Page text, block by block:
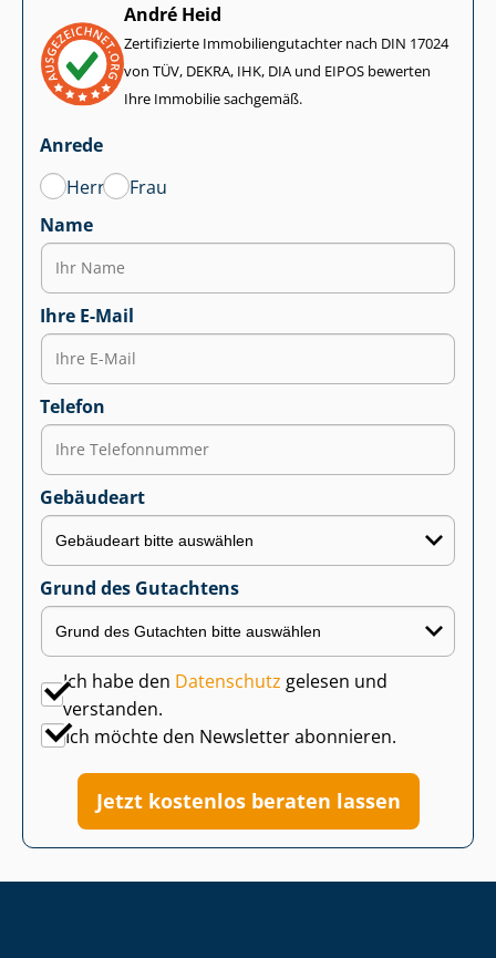
André Heid
Zertifizierte Im­mo­bi­li­en­gut­ach­ter nach DIN 17024
von TÜV, DEKRA, IHK, DIA und EIPOS bewerten
Ihre Immobilie sachgemäß.
Anrede
Herr
Frau
Name
Ihre E-Mail
Telefon
Gebäudeart
Grund des Gutachtens
Ich habe den Datenschutz gelesen und
verstanden.
Ich möchte den Newsletter abonnieren.
Jetzt kostenlos beraten lassen